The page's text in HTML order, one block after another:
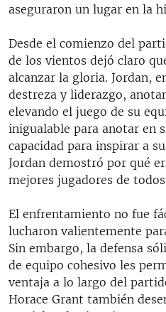
aseguraron un lugar en la
Desde el comienzo del
de los vientos dejó claro
alcanzar la gloria. Jordan,
destreza y liderazgo,
elevando el juego de su
inigualable para anotar en
capacidad para inspirar a
Jordan demostró por qué
mejores jugadores de
El enfrentamiento no fue
lucharon valientemente
Sin embargo, la defensa
de equipo cohesivo les
ventaja a lo largo del
Horace Grant también